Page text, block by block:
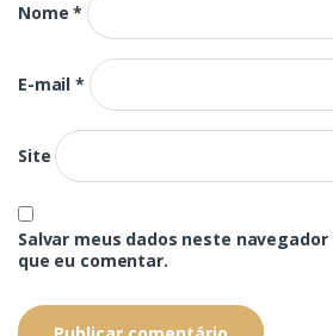
Nome*
E-mail*
Site
Salvar meus dados neste
que eu comentar.